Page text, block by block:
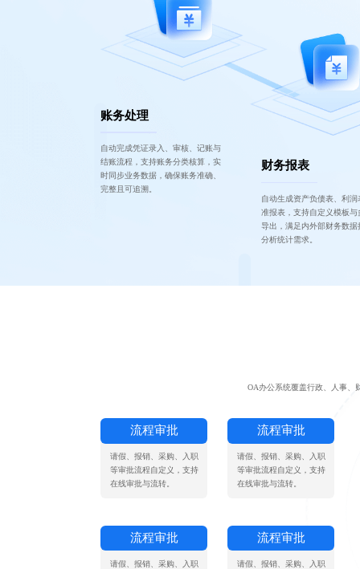
账务处理
自动完成凭证录入、审核、记账与
结账流程，支持账务分类核算，实
时同步业务数据，确保账务准确、
完整且可追溯。
财务报表
自动生成资产负债表、利润
准报表，支持自定义模板与
导出，满足内外部财务数据
分析统计需求。
OA办公系统覆盖行政、人事、
流程审批
请假、报销、采购、入职
等审批流程自定义，支持
在线审批与流转。
流程审批
请假、报销、采购、入职
等审批流程自定义，支持
在线审批与流转。
流程审批
请假、报销、采购、入职
流程审批
请假、报销、采购、入职